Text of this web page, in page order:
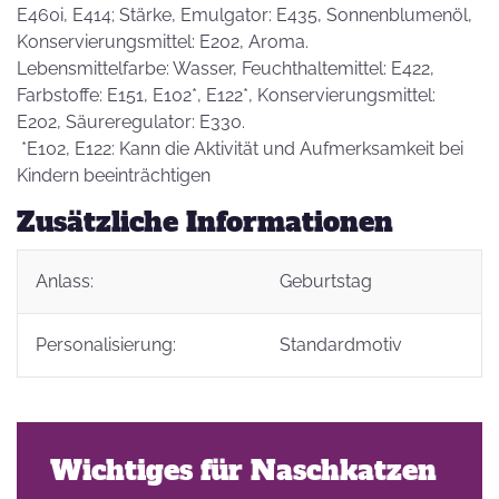
E460i, E414; Stärke, Emulgator: E435, Sonnenblumenöl,
Konservierungsmittel: E202, Aroma.
Lebensmittelfarbe: Wasser, Feuchthaltemittel: E422,
Farbstoffe: E151, E102*, E122*, Konservierungsmittel:
E202, Säureregulator: E330.
*E102, E122: Kann die Aktivität und Aufmerksamkeit bei
Kindern beeinträchtigen
Zusätzliche Informationen
Anlass: Geburtstag
Personalisierung: Standardmotiv
Wichtiges für Naschkatzen